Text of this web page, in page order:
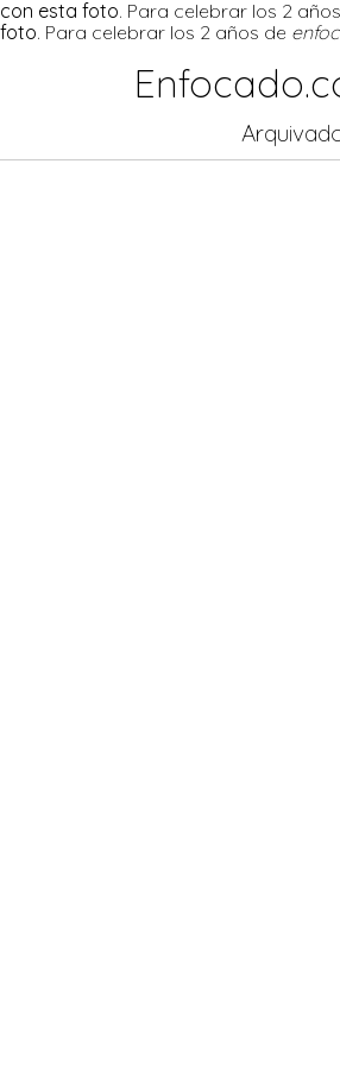
con esta foto. Para celebrar los 2
foto. Para celebrar los 2 años de